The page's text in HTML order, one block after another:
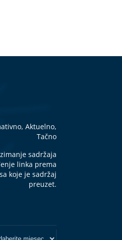
Aktuelno,
Tačno
sadržaja
linka prema
koje je sadržaj
preuzet.